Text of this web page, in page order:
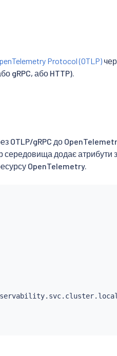
Protocol (OTLP)
gRPC, або HTTP).
OTLP/gRPC до
середовища додає атрибути
OpenTelemetry.